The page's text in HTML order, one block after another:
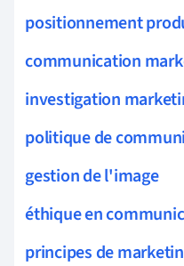
positionnement
communication
investigation
politique de
gestion de l'image
éthique en
principes de